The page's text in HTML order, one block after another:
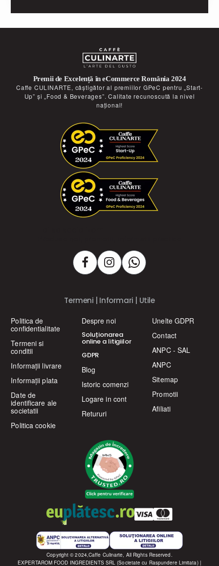
Premii de Excelență în eCommerce România 2024
Caffe CULINARTE, câștigător al premiilor GPeC pentru „Start-
Up” și „Food & Beverages”. Calitate recunoscută la nivel
național!
Termeni | Informari | Utile
Politica de
confidentialitate
Termeni si
conditii
Informații livrare
Informații plata
Date de
identificare ale
societatii
Politica cookie
Despre noi
Soluționarea
online a litigiilor
GDPR
Blog
Istoric comenzi
Logare in cont
Retururi
Unelte GDPR
Contact
ANPC - SAL
ANPC
Sitemap
Promotii
Afiliati
Copyright © 2024,Caffe Culinarte, All Rights Reserved.
EXPERTAROM FOOD INGREDIENTS SRL (Societate cu Raspundere Limitata) |